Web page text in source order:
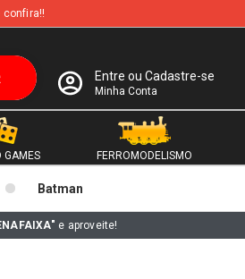
confira!!
Entre ou Cadastre-se
Minha Conta
GAMES FERROMODELISMO
Batman
e aproveite!